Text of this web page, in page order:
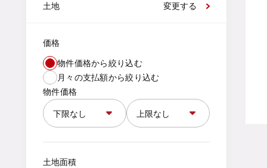
土地
変更する
価格
物件価格から絞り込む
月々の支払額から絞り込む
物件価格
土地面積